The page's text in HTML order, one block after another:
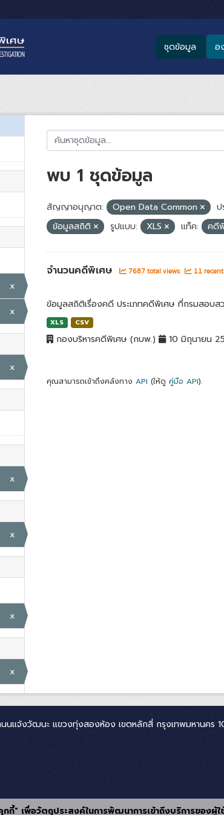
ชุดข้อมูล อ
x
x
x
x
x
x
x
พบ 1 ชุดข้อมูล
สัญญาอนุญาต: Open Data Common
ป
ข้อมูลสถิติ
รูปแบบ: XLS แท็ค: คดี
จำนวนคดีพิเศษ 7687 total views 11 recent
ข้อมูลสถิติเรื่องคดี ประเภทคดีพิเศษ ที่กรมสอบส
XLS CSV
กองบริหารคดีพิเศษ (กบพ.) 10 มิถุนายน
คุณสามารถเข้าถึงคลังทาง API (ให้ดู คู่มือ API).
นแจ้งวัฒนะ แขวงทุ่งสองห้อง เขตหลักสี่ กรุงเทพมหานคร
กกี้" เพื่อวัตถุประสงค์ในการพัฒนาการเข้าถึงบริการของ